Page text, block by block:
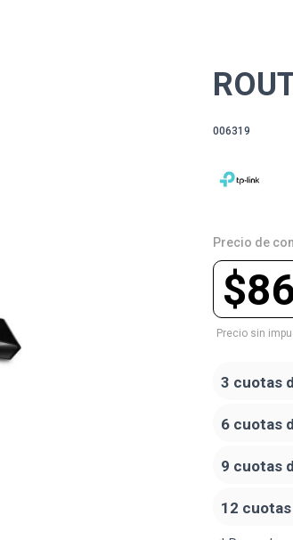
006319
Precio de
Precio sin
3 cuotas
6 cuotas
9 cuotas
12